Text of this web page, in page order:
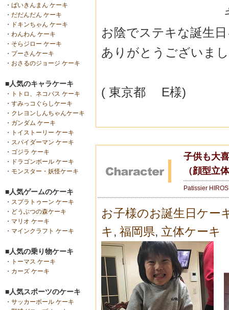
・ ばいきんまん ケーキ
・ だだんだん ケーキ
・
ドキンちゃん ケーキ
・ わんわん ケーキ
・ そらジロー ケーキ
・ プーさんケーキ
・ おさるのジョージ ケーキ
■人気のキャラケーキ
・
トトロ、ネコバス ケーキ
・ すみっコぐらしケーキ
・ クレヨンしんちゃんケーキ
・ ガンダム ケーキ
・
トイストーリー ケーキ
・ スパイダーマン ケーキ
・ ゴジラ ケーキ
・
ドラゴンボール ケーキ
・ モンスター・妖怪ケーキ
■人気ゲームのケーキ
・ スプラトゥーン ケーキ
・ どうぶつの森ケーキ
・ マリオ ケーキ
・ マインクラフト ケーキ
■人気の乗り物ケーキ
・
トーマス ケーキ
・ カーズ ケーキ
■人気スポーツのケーキ
・ サッカーボール ケーキ
お陰でステキな誕生
ありがとうございま
( 東京都 E様)
子供も大
（顔型立
Patissier
お子様のお誕生日ケー
キ , 福岡県, 立体ケーキ